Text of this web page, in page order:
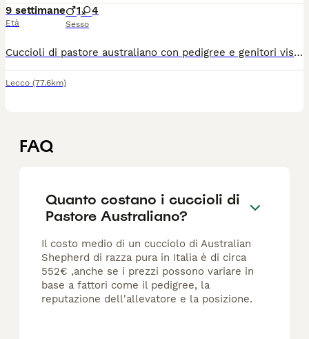
9 settimane
Età
1 4
Sesso
Cuccioli di pastore australiano con pedigree e genitori visibili presso di noi 1 maschio Bluemerle 2 femmine Bluemerle 1 femmina red 1 femmina tricolor
Lecco (77.6km)
FAQ
Quanto costano i cuccioli di
Pastore Australiano?
Il costo medio di un cucciolo di Australian
Shepherd di razza pura in Italia è di circa
552€ ,anche se i prezzi possono variare in
base a fattori come il pedigree, la
reputazione dell'allevatore e la posizione.